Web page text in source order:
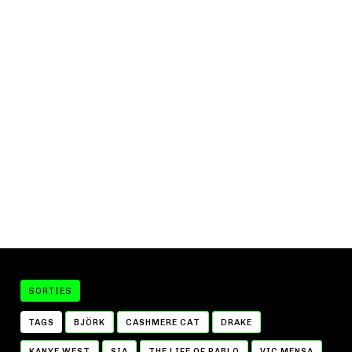
SORTIES
TAGS BJÖRK CASHMERE CAT DRAKE